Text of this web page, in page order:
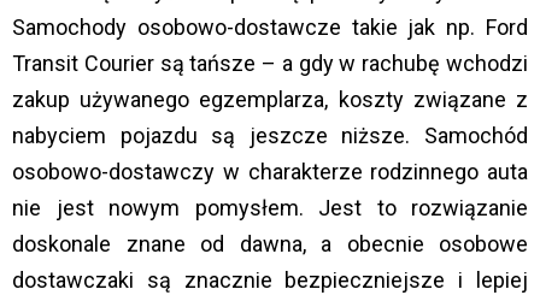
Samochody osobowo-dostawcze takie jak np. Ford
Transit Courier są tańsze – a gdy w rachubę wchodzi
zakup używanego egzemplarza, koszty związane z
nabyciem pojazdu są jeszcze niższe. Samochód
osobowo-dostawczy w charakterze rodzinnego auta
nie jest nowym pomysłem. Jest to rozwiązanie
doskonale znane od dawna, a obecnie osobowe
dostawczaki są znacznie bezpieczniejsze i lepiej